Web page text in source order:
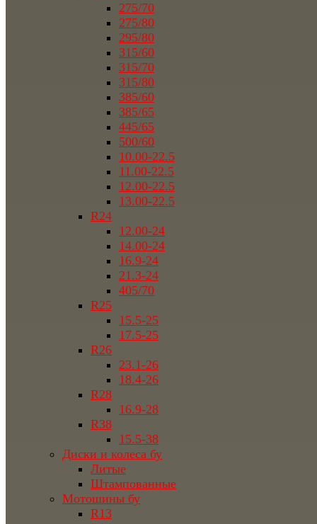
275/70
275/80
295/80
315/60
315/70
315/80
385/60
385/65
445/65
500/60
10.00-22.5
11.00-22.5
12.00-22.5
13.00-22.5
R24
12.00-24
14.00-24
16.9-24
21.3-24
405/70
R25
15.5-25
17.5-25
R26
23.1-26
18.4-26
R28
16.9-28
R38
15.5-38
Диски и колеса бу
Литые
Штампованные
Мотошины бу
R13